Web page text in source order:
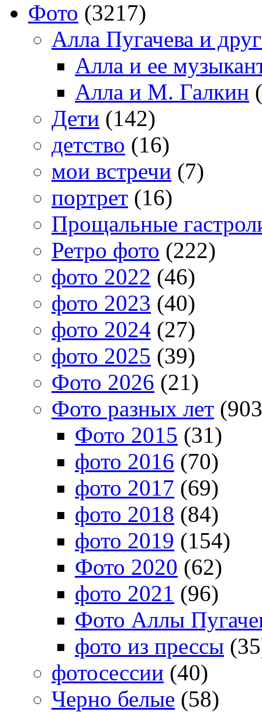
Фото (3217)
Алла Пугачева и
Алла и ее
Алла и М. Галкин
Дети (142)
детство (16)
мои встречи (7)
портрет (16)
Прощальные
Ретро фото (222)
фото 2022 (46)
фото 2023 (40)
фото 2024 (27)
фото 2025 (39)
Фото 2026 (21)
Фото разных лет
Фото 2015 (31)
фото 2016 (70)
фото 2017 (69)
фото 2018 (84)
фото 2019 (154)
Фото 2020 (62)
фото 2021 (96)
Фото Аллы
фото из прессы
фотосессии (40)
Черно белые (58)